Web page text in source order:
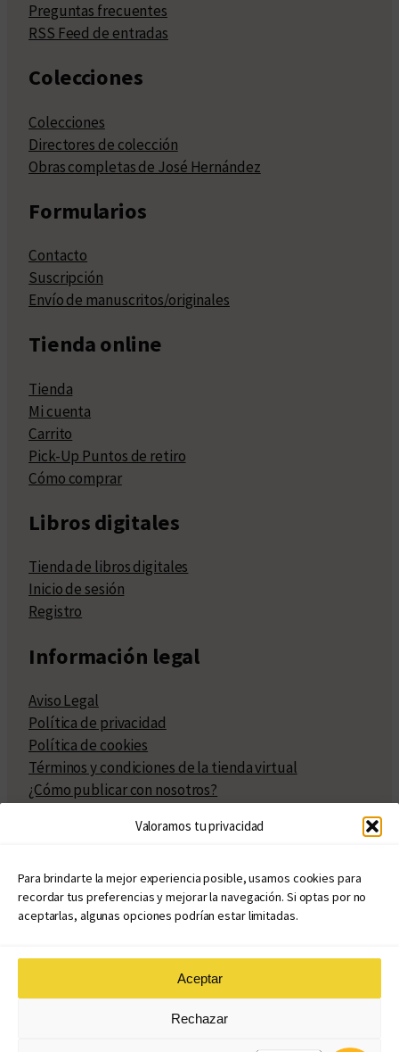
Valoramos tu privacidad
Para brindarte la mejor experiencia posible, usamos cookies para
recordar tus preferencias y mejorar la navegación. Si optas por no
aceptarlas, algunas opciones podrían estar limitadas.
Aceptar
Rechazar
Preguntas frecuentes
RSS Feed de entradas
Colecciones
Colecciones
Directores de colección
Obras completas de José Hernández
Formularios
Contacto
Suscripción
Envío de manuscritos/originales
Tienda online
Tienda
Mi cuenta
Carrito
Pick-Up Puntos de retiro
Cómo comprar
Libros digitales
Tienda de libros digitales
Inicio de sesión
Registro
Información legal
Aviso Legal
Política de privacidad
Política de cookies
Términos y condiciones de la tienda virtual
¿Cómo publicar con nosotros?
Políticas de publicación
Políticas de coedición
Atribuciones